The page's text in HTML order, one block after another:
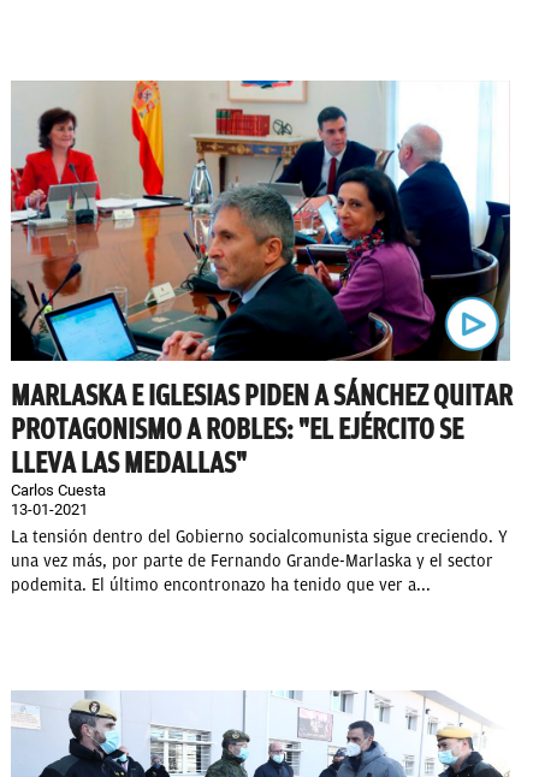
MARLASKA E IGLESIAS PIDEN A SÁNCHEZ QUITAR
PROTAGONISMO A ROBLES: "EL EJÉRCITO SE
LLEVA LAS MEDALLAS"
Carlos Cuesta
13-01-2021
La tensión dentro del Gobierno socialcomunista sigue creciendo. Y
una vez más, por parte de Fernando Grande-Marlaska y el sector
podemita. El último encontronazo ha tenido que ver a...